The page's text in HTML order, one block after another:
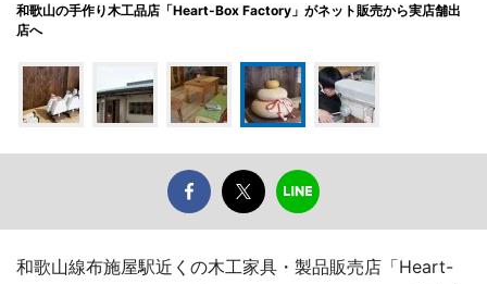
和歌山の手作り木工品店「Heart-Box Factory」がネット販売から実店舗出
店へ
和歌山線布施屋駅近くの木工家具・製品販売店「Heart-